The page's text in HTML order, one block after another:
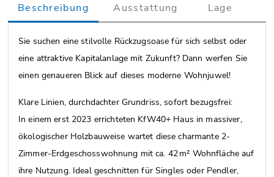
Beschreibung Ausstattung Lage
Sie suchen eine stilvolle Rückzugsoase für sich selbst oder
eine attraktive Kapitalanlage mit Zukunft? Dann werfen Sie
einen genaueren Blick auf dieses moderne Wohnjuwel!
Klare Linien, durchdachter Grundriss, sofort bezugsfrei:
In einem erst 2023 errichteten KfW40+ Haus in massiver,
ökologischer Holzbauweise wartet diese charmante 2-
Zimmer-Erdgeschosswohnung mit ca. 42 m² Wohnfläche auf
ihre Nutzung. Ideal geschnitten für Singles oder Pendler,